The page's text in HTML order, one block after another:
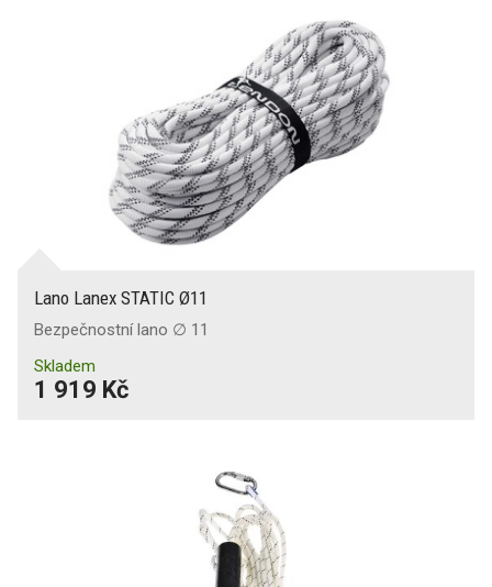
Lano Lanex STATIC Ø11
Bezpečnostní lano ∅ 11
Skladem
1 919 Kč